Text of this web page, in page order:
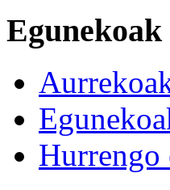
Egunekoak
Hurrengo